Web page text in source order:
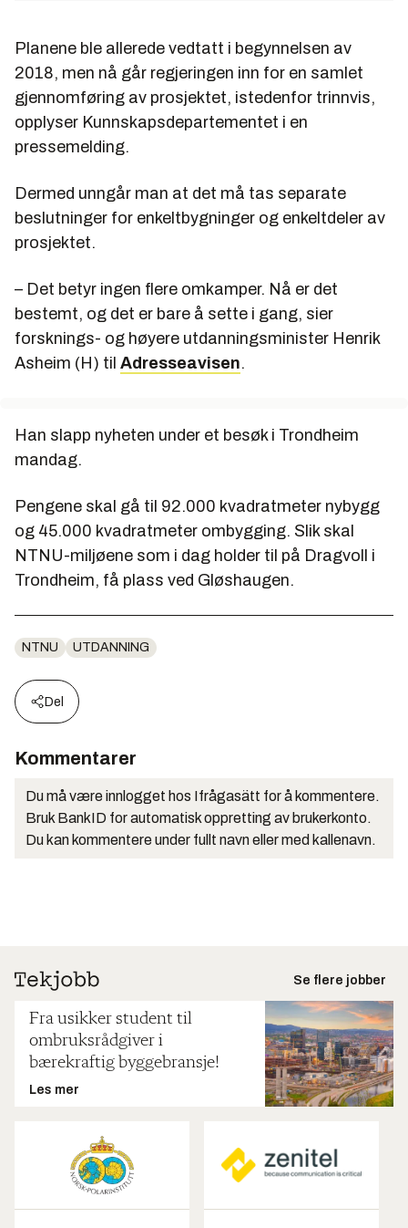
Planene ble allerede vedtatt i begynnelsen av
2018, men nå går regjeringen inn for en samlet
gjennomføring av prosjektet, istedenfor trinnvis,
opplyser Kunnskapsdepartementet i en
pressemelding.
Dermed unngår man at det må tas separate
beslutninger for enkeltbygninger og enkeltdeler av
prosjektet.
– Det betyr ingen flere omkamper. Nå er det
bestemt, og det er bare å sette i gang, sier
forsknings- og høyere utdanningsminister Henrik
Asheim (H) til Adresseavisen.
Han slapp nyheten under et besøk i Trondheim
mandag.
Pengene skal gå til 92.000 kvadratmeter nybygg
og 45.000 kvadratmeter ombygging. Slik skal
NTNU-miljøene som i dag holder til på Dragvoll i
Trondheim, få plass ved Gløshaugen.
NTNU UTDANNING
Del
Kommentarer
Du må være innlogget hos Ifrågasätt for å kommentere.
Bruk BankID for automatisk oppretting av brukerkonto.
Du kan kommentere under fullt navn eller med kallenavn.
Se flere jobber
Fra usikker student til
ombruksrådgiver i
bærekraftig byggebransje!
Les mer